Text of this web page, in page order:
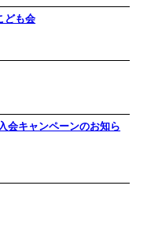
ども会
会キャンペーンのお知ら